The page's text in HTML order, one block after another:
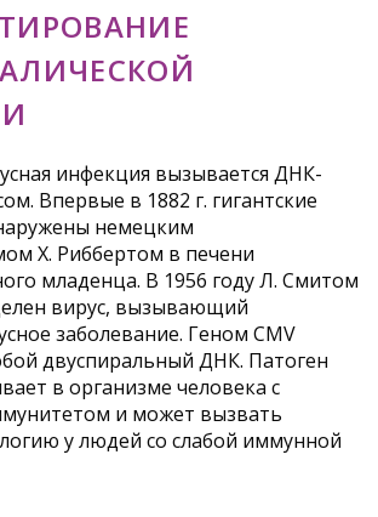
инфекция вызывается ДНК-
Впервые в 1882 г. гигантские
немецким
Х. Риббертом в печени
младенца. В 1956 году Л. Смитом
вирус, вызывающий
заболевание. Геном CMV
двуспиральный ДНК. Патоген
в организме человека с
и может вызвать
у людей со слабой иммунной